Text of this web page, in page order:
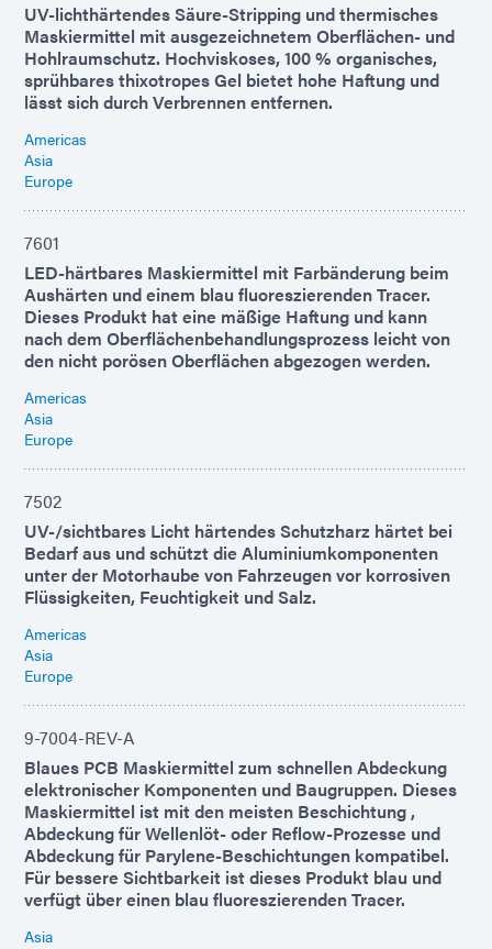
UV-lichthärtendes Säure-Stripping und thermisches
Maskiermittel mit ausgezeichnetem Oberflächen- und
Hohlraumschutz. Hochviskoses, 100 % organisches,
sprühbares thixotropes Gel bietet hohe Haftung und
lässt sich durch Verbrennen entfernen.
Americas
Asia
Europe
7601
LED-härtbares Maskiermittel mit Farbänderung beim
Aushärten und einem blau fluoreszierenden Tracer.
Dieses Produkt hat eine mäßige Haftung und kann
nach dem Oberflächenbehandlungsprozess leicht von
den nicht porösen Oberflächen abgezogen werden.
Americas
Asia
Europe
7502
UV-/sichtbares Licht härtendes Schutzharz härtet bei
Bedarf aus und schützt die Aluminiumkomponenten
unter der Motorhaube von Fahrzeugen vor korrosiven
Flüssigkeiten, Feuchtigkeit und Salz.
Americas
Asia
Europe
9-7004-REV-A
Blaues PCB Maskiermittel zum schnellen Abdeckung
elektronischer Komponenten und Baugruppen. Dieses
Maskiermittel ist mit den meisten Beschichtung ,
Abdeckung für Wellenlöt- oder Reflow-Prozesse und
Abdeckung für Parylene-Beschichtungen kompatibel.
Für bessere Sichtbarkeit ist dieses Produkt blau und
verfügt über einen blau fluoreszierenden Tracer.
Asia